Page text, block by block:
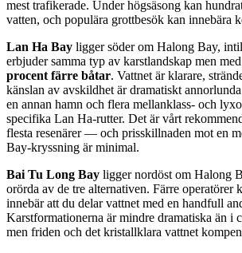
mest trafikerade. Under högsäsong kan
vatten, och populära grottbesök kan innebära
Lan Ha Bay ligger söder om Halong Bay,
erbjuder samma typ av karstlandskap men
procent färre båtar. Vattnet är klarare,
känslan av avskildhet är dramatiskt
en annan hamn och flera mellanklass- och
specifika Lan Ha-rutter. Det är vårt
flesta resenärer — och prisskillnaden mot en
Bay-kryssning är minimal.
Bai Tu Long Bay ligger nordöst om Halong
orörda av de tre alternativen. Färre operatörer
innebär att du delar vattnet med en handfull
Karstformationerna är mindre dramatiska än i
men friden och det kristallklara vattnet